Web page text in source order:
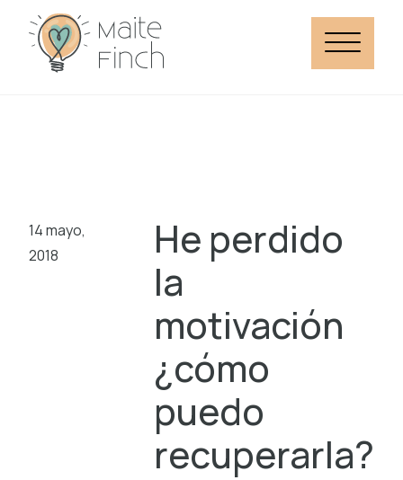
14 mayo,
2018
He perdido
la
motivación
¿cómo
puedo
recuperarla?